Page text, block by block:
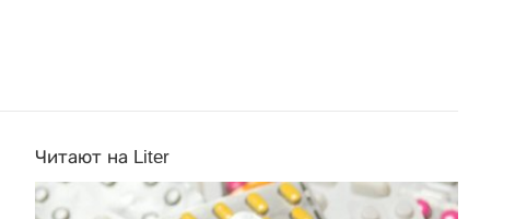
Читают на Liter